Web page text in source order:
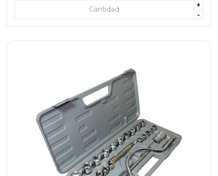
+
-
+ AGREGAR